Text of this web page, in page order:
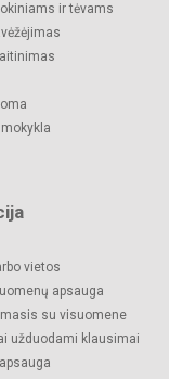
ir tėvams
vietos
apsauga
su visuomene
užduodami klausimai